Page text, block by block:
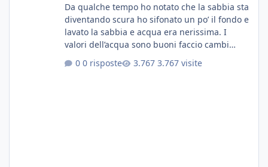
Da qualche tempo ho notato che la sabbia sta
diventando scura ho sifonato un po’ il fondo e
lavato la sabbia e acqua era nerissima. I
valori dell’acqua sono buoni faccio cambi
fertilizzato.le foglie delle piante sono
0 risposte 3.767 visite